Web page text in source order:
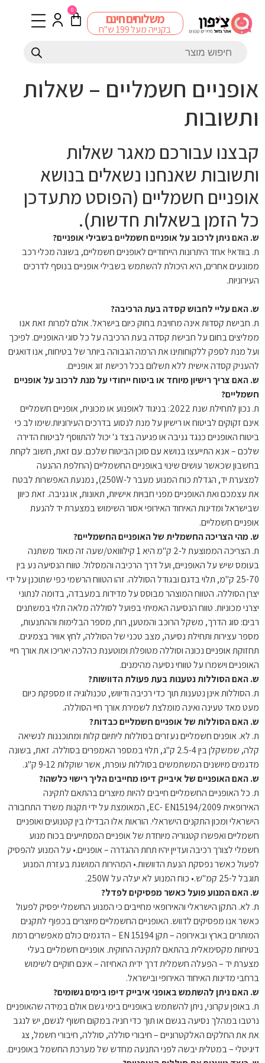
משלוחים חינם
בקנייה מעל 199 ש"ח
0
אופניים חשמליים – שאלות
ותשובות
קבצנו עבורכם מאגר שאלות
ותשובות שאנחנו נשאלים בנושא
אופניים חשמליים (הפוסט מתעדכן
כל הזמן בשאלות חדשות).
ש. האם ניתן לרכוב על אופניים חשמליים בשבילי אופניים?
ת. בוודאי! אחד היתרונות הייחודיים לאופניים חשמליים, בשונה מכלי רכב
ממונעים אחרים, היא היכולת להשתמש בשבילי אופניים בנוסף לדרכים
העירוניות.
ש. האם עליי לחבוש קסדה בעת הרכיבה?
ת. חבישת קסדות אינה מחויבת בחוק כיום בישראל. אולם למרות זאת אנו
ממליצים בחום על חבישת קסדה בעת הרכיבה על כל סוגי האופניים. לפיכך
ועל מנת לספק ללקוחותינו את הרמה הגבוהה ביותר של בטיחות, אנו דואגים
להעניק קסדה אישית ללא תשלום בכל רכישת זוג אופניים.
ש. האם צריך רישיון מיוחד או ביטוח ייחודי על מנת לרכוב על אופניים
חשמליים?
ת. נכון לתחילת שנת 2022: בניגוד לאופנוע או מכונית, אופניים חשמליים
אינם זקוקים לביטוח או רישיון על מנת לנסוע בדרכים העירוניות.שימו לב כי
ביטוח האופניים כנגד גניבה או פגיעה בצד ג' יכול להתווסף לביטוח הדירה
שלכם – אנא התייעצו בנושא עם סוכן הביטוח שלכם. עם זאת, חשוב לקחת
בחשבון שכאשר עושים שינוי באופניים החשמליים (החלפת ההנעה
למצערת יד, הגדלת כוח המנוע מעבר ל-250W), נמנעת האפשרות לבטח
את עצמכם ואת האופניים מפני חבויות אישיות, תאונות, או גניבה. זאת כיוון
שבישראל ומדינות האיחוד האירופי אסור השימוש במצערת יד להנעת
אופניים חשמליים.
ש. מהי הצריכה החשמלית של האופניים החשמליים?
ת. הצריכה הממוצעת ל-2 ק"מ היא 1 קילווואט/שעה זה מאוד משתנה
בעומס שיש על האופניים, ועל דרך הרכיבה והמסלול. טווח הנסיעה נע בין
25-70 ק"מ, תלוי בדגם ובגודל הסוללה. זהו הטווח הרשמי כפי שתוכנן על ידי
יצרן הסוללה. הטווח המוצהר מבוסס על מדידות במעבדה, בדומה לנתוני
יצרני מכוניות. טווח הנסיעה האמיתי בפועל לסוללה מלאה תלוי במשתנים
רבים: סוג הדרך, משקל הרוכב והמטען, רוח, מספר הבלימות וההתנעות,
מספר עצירות ותחילת נסיעה, מצב טכני של הסוללה, לחץ אוויר בצמיגים.
תחזוקת אופניים נכונה וסוללה מטופלת ומוטענת כהלכה יאריכו את אורך חיי
האופניים וישמרו על טווחי נסיעה מהימנים.
ש. האם הסוללות נטענות בעת פעולת הדוושות?
ת. הסוללות אינן נטענות תוך כדי רכיבה ודיווש, טכנולוגיה זו מספקת כיום
מעט מאד טעינה ואינה מומלצת לשמירת אורך חיי הסוללה.
ש. האם הסוללות של אופניים חשמליים כבדות?
ת. לא. אופנים חשמליים נעזרים בסוללות ליתיום קלות ומתוכננות לנשיאה
קלה, שמשקלן בין 2.5-4 ק"ג, תלוי במספר האמפרים בסוללה. זאת, בשונה
מדגמים מיושנים המשתמשים בסוללות עופרת, אשר שוקלות 9-12 ק"ג.
ש. האם האופניים של איבייק דיפו מחייבים הליך רישוי כלשהו?
ת. כל האופניים החשמליים חייבים להיות מיוצרים בהתאם לתקינה
האירופאית EC- EN15194/2009, המאומצת על ידי תקנות משרד התחבורה
הישראלי ומכון התקנים הישראלי. הוראות אלו הבדילו בין קטנועים ואופניים
חשמליים ואפשרו קטגוריה מיוחדת של אופניים המסתייעים בכוח מנוע
חשמלי לצורך רכיבה ועדיין יהיו תחת ההגדרה – אופניים.• על המנוע להפסיק
לפעול כאשר נפסקת הנעת הדוושות.• המהירות המושגת בעזרת המנוע
תוגבל ל-25 קמ"ש.• כוח המנוע לא יעלה על 250W.
ש. האם המנוע פועל כאשר מפסיקים לפדל?
ת. לא. התקן הישראלי והאירופאי מחייבים כי המנוע החשמלי יפסיק לפעול
כאשר אנו מפסיקים לדווש. האופניים החשמליים מיוצרים בכפוף לתקנים
המותרים בארץ ובאירופה – תקן EN 15194 – הדגמים כולם מאפשרים רמת
בטיחות מקסימאלית בהתאם לתקינה החוקית. אופניים חשמליים בעלי
מצערת יד – הפעלה חשמלית דרך ידית האחיזה – אינם חוקיים לשימוש
ברחבי מדינות האיחוד האירופי ובישראל.
ש. האם ניתן להשתמש באופני איבייק דיפו בימים גשומים?
ת. באופן עקרוני, ניתן להשתמש באופניים בימי גשם אולם במידה שהאופניים
נרטבו במהלך נסיעה בגשם או תוך כדי חניה במקום חשוף לגשם, יש לנגב
את את החלקים האלקטרוניים – חיבורי סוללה, סוללה, חיבורי חשמל, צג
דיגיטלי – במטלית יבשה לפני התנעה מחדש של מערכת החשמל באופניים.